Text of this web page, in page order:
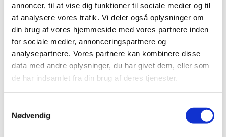
annoncer, til at vise dig funktioner til sociale medier og til
at analysere vores trafik. Vi deler også oplysninger om
din brug af vores hjemmeside med vores partnere inden
for sociale medier, annonceringspartnere og
analysepartnere. Vores partnere kan kombinere disse
data med andre oplysninger, du har givet dem, eller som
de har indsamlet fra din brug af deres tjenester.
Nødvendig
motion og livsstil. Derfor kan vi altid tilbyde
dig faglig og kompetent behandling og
rådgivning omkring din sundhed. Hos BeneFiT
sætter vi en ære i at yde service på højt
plan, så du opnår netop det, du ønsker.
liv.